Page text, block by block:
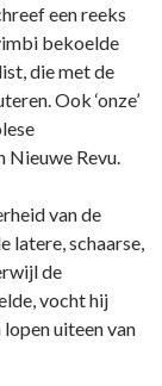
een reeks
bekoelde
die met de
Ook ‘onze’
Revu.
van de
latere, schaarse,
de
vocht hij
uiteen van